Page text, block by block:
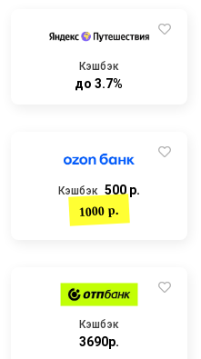
Кэшбэк
до 3.7%
Кэшбэк 500 р.
1000 р.
Кэшбэк
3690р.